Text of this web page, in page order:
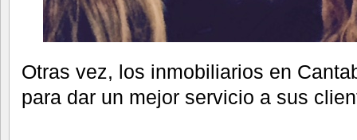
Otras vez, los inmobiliarios en
para dar un mejor servicio a sus